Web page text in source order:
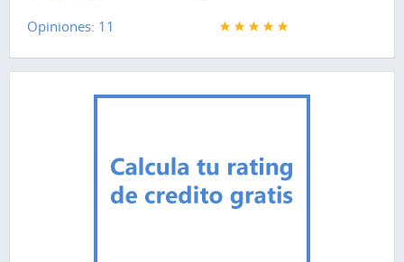
Opiniones: 11